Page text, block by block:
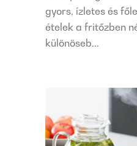
gyors, ízletes és
ételek a fritőzben
különöseb...